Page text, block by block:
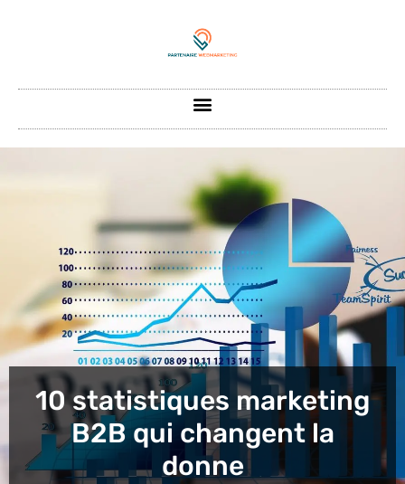
10 statistiques marketing
B2B qui changent la
donne